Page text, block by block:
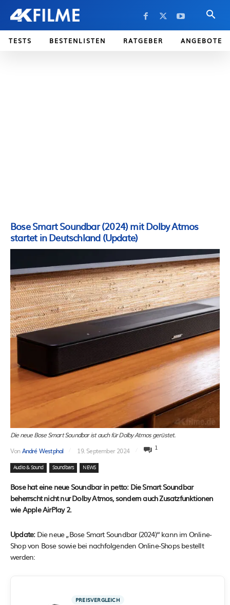
TESTS BESTENLISTEN RATGEBER ANGEBOTE
Bose Smart Soundbar (2024) mit Dolby Atmos
startet in Deutschland (Update)
Die neue Bose Smart Soundbar ist auch für Dolby Atmos gerüstet.
VonAndré Westphal 19. September 2024 1
Audio & Sound Soundbars NEWS
Bose hat eine neue Soundbar in petto: Die Smart Soundbar
beherrscht nicht nur Dolby Atmos, sondern auch Zusatzfunktionen
wie Apple AirPlay 2.
Update:Die neue „Bose Smart Soundbar (2024)“ kann im Online-
Shop von Bose sowie bei nachfolgenden Online-Shops bestellt
werden:
PREISVERGLEICH